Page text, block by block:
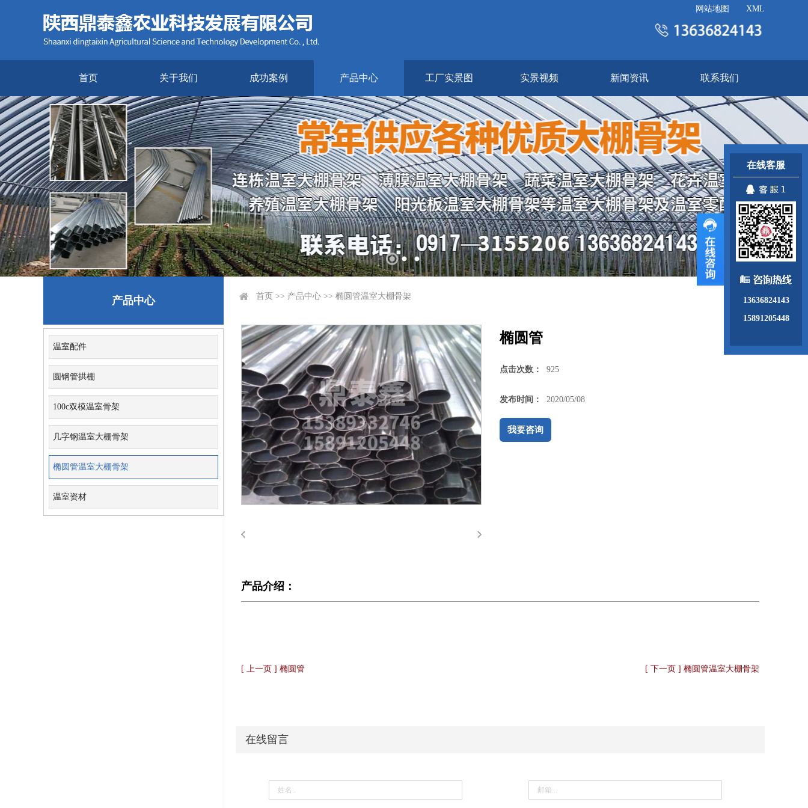
网站地图 XML
首页 关于我们 成功案例 产品中心 工厂实景图 实景视频 新闻资讯 联系我们
产品中心
温室配件
圆钢管拱棚
100c双模温室骨架
几字钢温室大棚骨架
椭圆管温室大棚骨架
温室资材
首页 >> 产品中心 >> 椭圆管温室大棚骨架
椭圆管
点击次数： 925
发布时间： 2020/05/08
我要咨询
产品介绍：
[ 上一页 ] 椭圆管 [ 下一页 ] 椭圆管温室大棚骨架
在线留言
在线客服
13636824143
15891205448